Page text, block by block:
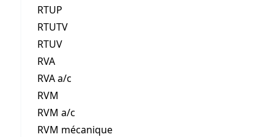
RTUP
RTUTV
RTUV
RVA
RVA a/c
RVM
RVM a/c
RVM mécanique